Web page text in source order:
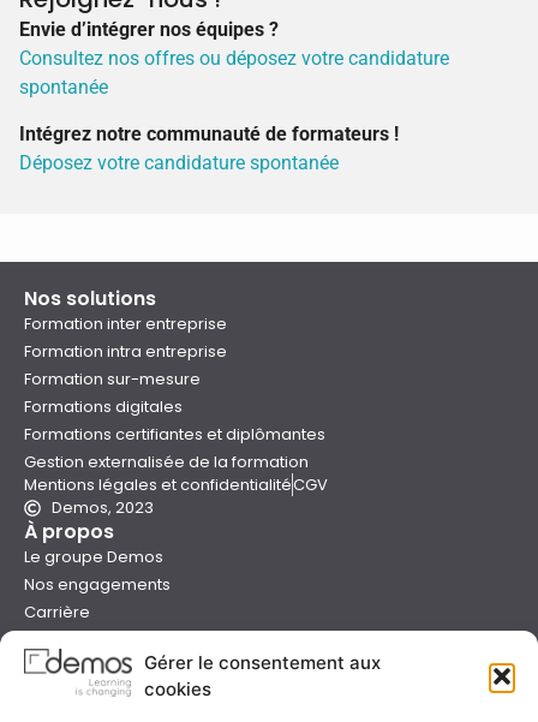
Gérer le consentement aux
cookies
Envie d’intégrer nos équipes ?
Consultez nos offres ou déposez votre candidature
spontanée
Intégrez notre communauté de formateurs !
Déposez votre candidature spontanée
Nos solutions
Formation inter entreprise
Formation intra entreprise
Formation sur-mesure
Formations digitales
Formations certifiantes et diplômantes
Gestion externalisée de la formation
Mentions légales et confidentialitéCGV
Demos, 2023
À propos
Le groupe Demos
Nos engagements
Carrière
Presse
Catalogues